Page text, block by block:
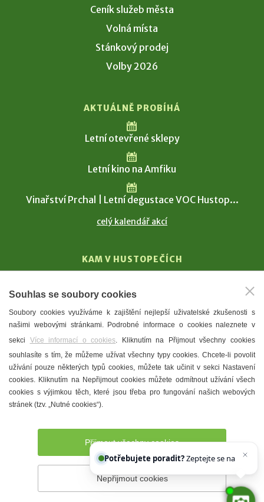
Ceník služeb města
Volná místa
Stánkový prodej
Volby 2026
AKTUÁLNĚ PROBÍHÁ
Letní otevřené sklepy
Letní kino na Amfiku
Vinařství Prchal | Letní degustace VOC Hustop...
celý kalendář akcí
KAM V HUSTOPEČÍCH
T. G. Masaryk
Mandloně
Ubytování
Restaurace
Městské muzeum a galerie
Denní meníčka
Prohlášení o přístupnosti Správce webu
Souhlas se soubory cookies
Soubory cookies využíváme k zajištění nejlepší uživatelské zkušenosti s
našimi webovými stránkami. Podrobné informace o cookies naleznete v
sekci Více informací o cookies. Kliknutím na Přijmout všechny cookies
souhlasíte s tím, že můžeme užívat všechny typy cookies. Chcete-li povolit
užívání pouze některých typů cookies, můžete tak učinit v sekci Nastavení
cookies. Kliknutím na Nepřijmout cookies můžete odmítnout užívání všech
cookies s výjimkou těch, které jsou třeba pro fungování našich webových
stránek (tzv. „Nutné cookies“).
Přijmout všechny cookies
Nepřijmout cookies
Potřebujete poradit? Zeptejte se našeho asis